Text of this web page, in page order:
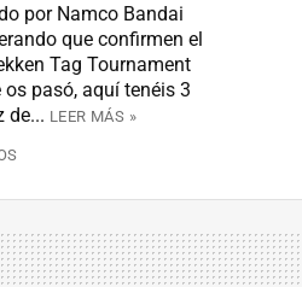
por Namco Bandai
que confirmen el
Tag Tournament
pasó, aquí tenéis 3
de... LEER MÁS »